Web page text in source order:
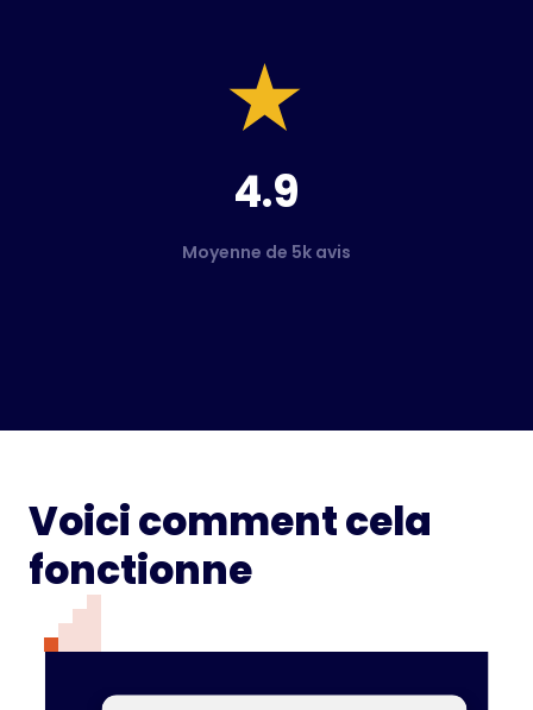
4.9
Moyenne de 5k avis
Voici comment cela
fonctionne